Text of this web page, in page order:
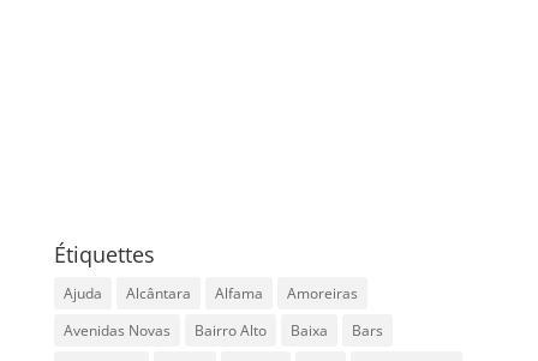
Étiquettes
Ajuda Alcântara Alfama
Amoreiras
Avenidas Novas
Bairro Alto Baixa
Bars